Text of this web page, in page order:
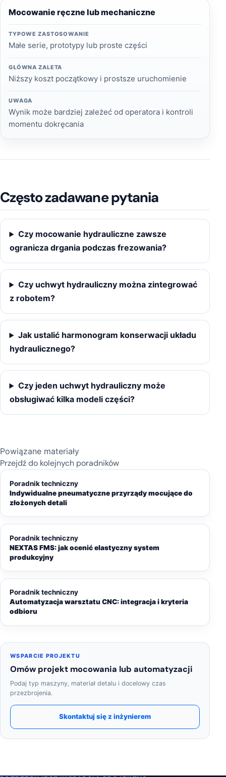
WSPARCIE PROJEKTU
Omów projekt mocowania lub automatyzacji
Podaj typ maszyny, materiał detalu i docelowy czas
przezbrojenia.
Skontaktuj się z inżynierem
Mocowanie ręczne lub mechaniczne
TYPOWE ZASTOSOWANIE
Małe serie, prototypy lub proste części
GŁÓWNA ZALETA
Niższy koszt początkowy i prostsze uruchomienie
UWAGA
Wynik może bardziej zależeć od operatora i kontroli
momentu dokręcania
Często zadawane pytania
Czy mocowanie hydrauliczne zawsze
ogranicza drgania podczas frezowania?
Czy uchwyt hydrauliczny można zintegrować
z robotem?
Jak ustalić harmonogram konserwacji układu
hydraulicznego?
Czy jeden uchwyt hydrauliczny może
obsługiwać kilka modeli części?
Powiązane materiały
Przejdź do kolejnych poradników
Poradnik techniczny
Indywidualne pneumatyczne przyrządy mocujące do
złożonych detali
Poradnik techniczny
NEXTAS FMS: jak ocenić elastyczny system
produkcyjny
Poradnik techniczny
Automatyzacja warsztatu CNC: integracja i kryteria
odbioru